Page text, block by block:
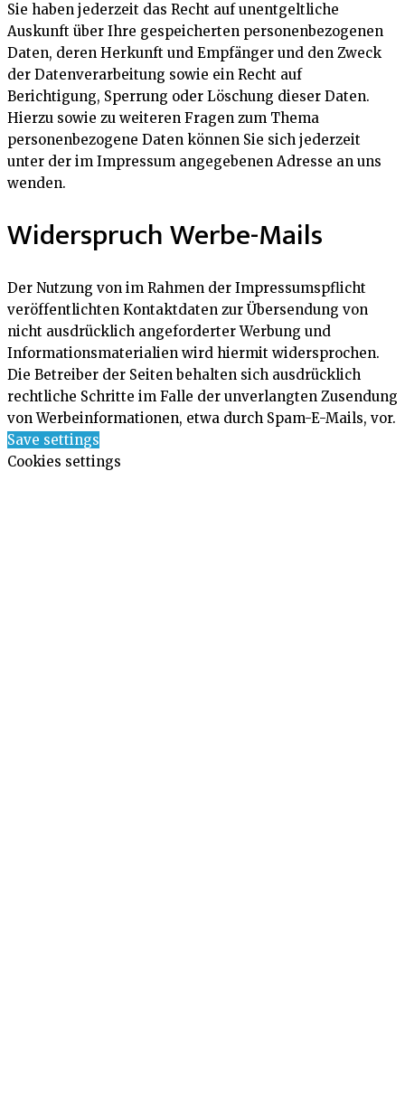
Sie haben jederzeit das Recht auf unentgeltliche
Auskunft über Ihre gespeicherten personenbezogenen
Daten, deren Herkunft und Empfänger und den Zweck
der Datenverarbeitung sowie ein Recht auf
Berichtigung, Sperrung oder Löschung dieser Daten.
Hierzu sowie zu weiteren Fragen zum Thema
personenbezogene Daten können Sie sich jederzeit
unter der im Impressum angegebenen Adresse an uns
wenden.
Widerspruch Werbe-Mails
Der Nutzung von im Rahmen der Impressumspflicht
veröffentlichten Kontaktdaten zur Übersendung von
nicht ausdrücklich angeforderter Werbung und
Informationsmaterialien wird hiermit widersprochen.
Die Betreiber der Seiten behalten sich ausdrücklich
rechtliche Schritte im Falle der unverlangten Zusendung
von Werbeinformationen, etwa durch Spam-E-Mails, vor.
Save settings
Cookies settings